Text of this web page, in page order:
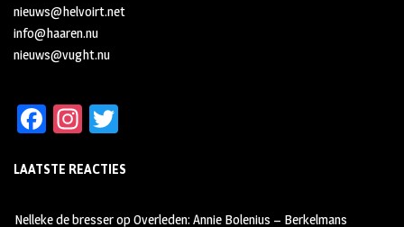
nieuws@helvoirt.net
info@haaren.nu
nieuws@vught.nu
Fa
b
oo
In
ag tt
LAATSTE REACTIES
Nelleke de bresseropOverleden: Annie Bolenius – Berkelmans